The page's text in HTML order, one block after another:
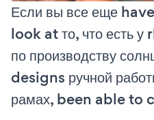
Если вы все еще
look at то, что есть
по производству
designs ручной
рамах, been able to